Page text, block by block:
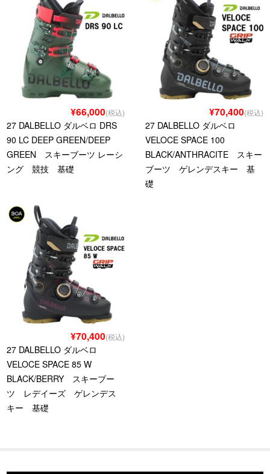
¥66,000(税込)
27 DALBELLO ダルベロ DRS
90 LC DEEP GREEN/DEEP
GREEN スキーブーツ レーシ
ング 競技 基礎
¥70,400(税込)
27 DALBELLO ダルベロ
VELOCE SPACE 100
BLACK/ANTHRACITE スキー
ブーツ ゲレンデスキー 基
礎
¥70,400(税込)
27 DALBELLO ダルベロ
VELOCE SPACE 85 W
BLACK/BERRY スキーブー
ツ レデイーズ ゲレンデス
キー 基礎